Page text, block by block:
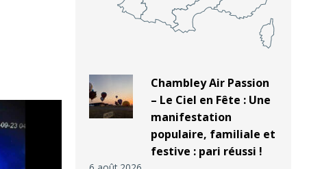
Chambley Air Passion
– Le Ciel en Fête : Une
manifestation
populaire, familiale et
festive : pari réussi !